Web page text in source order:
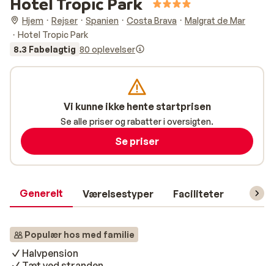
Hjem Rejser Spanien Costa Brava
Malgrat de Mar
Hotel Tropic Park
8.3 Fabelagtig 80 oplevelser
Generelt Værelsestyper Faciliteter
Populær hos med familie
Halvpension
Vi kunne ikke hente startprisen
Se alle priser og rabatter i oversigten.
Se priser